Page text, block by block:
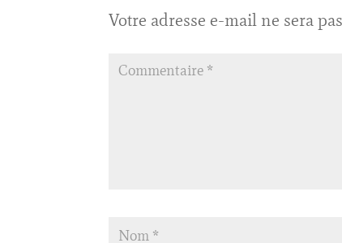
Votre adresse e-mail ne sera